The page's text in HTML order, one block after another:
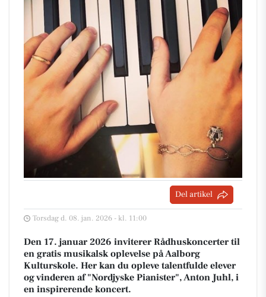
Del artikel
Torsdag d. 08. jan. 2026 - kl. 11:00
Den 17. januar 2026 inviterer Rådhuskoncerter til
en gratis musikalsk oplevelse på Aalborg
Kulturskole. Her kan du opleve talentfulde elever
og vinderen af "Nordjyske Pianister", Anton Juhl, i
en inspirerende koncert.